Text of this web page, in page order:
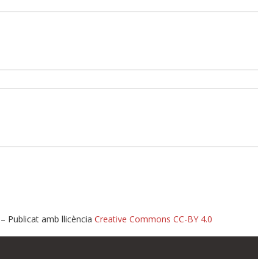
– Publicat amb llicència Creative Commons CC-BY 4.0